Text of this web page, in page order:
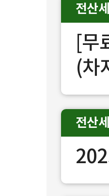
[무
(차
전산
전산